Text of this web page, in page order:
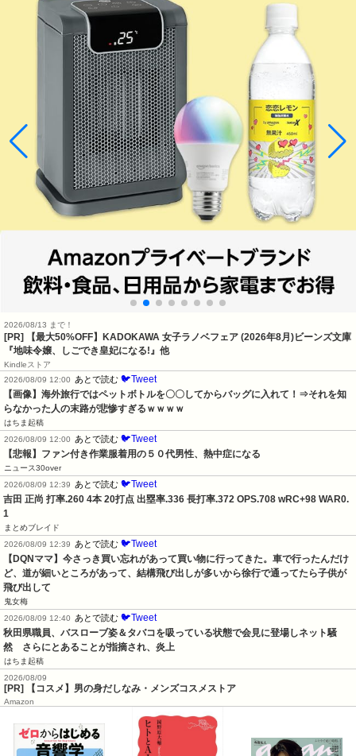
2026/08/13 まで！
[PR] 【最大50%OFF】KADOKAWA 女子ラノベフェア (2026年8月)ビーンズ文庫
『地味令嬢、しごでき皇妃になる!』他
Kindleストア
2026/08/09 12:00
あとで読む 🐦Tweet
【画像】海外旅行ではペットボトルを〇〇してからバッグに入れて！⇒それを知
らなかった人の末路が悲惨すぎるｗｗｗｗ
はちま起稿
2026/08/09 12:00
あとで読む 🐦Tweet
【悲報】ファン付き作業服着用の５０代男性、熱中症になる
ニュース30over
2026/08/09 12:39
あとで読む 🐦Tweet
吉田 正尚 打率.260 4本 20打点 出塁率.336 長打率.372 OPS.708 wRC+98 WAR0.
1
まとめブレイド
2026/08/09 12:39
あとで読む 🐦Tweet
【DQNママ】今さっき買い忘れがあって買い物に行ってきた。車で行ったんだけ
ど、道が細いところがあって、結構飛び出しが多いから徐行で通ってたら子供が
飛び出して
鬼女梅
2026/08/09 12:40
あとで読む 🐦Tweet
秋田県職員、バスローブ姿＆タバコを吸っている状態で会見に登場しネット騒
然　さらにとあることが指摘され、炎上
はちま起稿
2026/08/09
[PR] 【コスメ】男の身だしなみ・メンズコスメストア
Amazon